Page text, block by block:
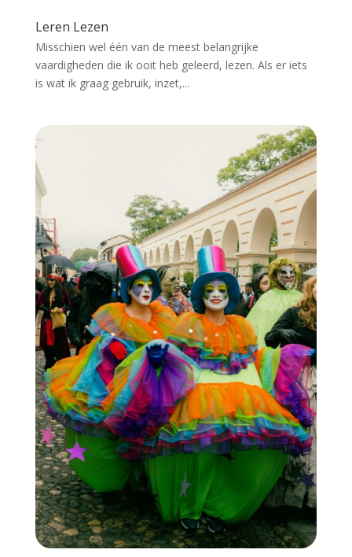
Leren Lezen
Misschien wel één van de meest belangrijke
vaardigheden die ik ooit heb geleerd, lezen. Als er iets
is wat ik graag gebruik, inzet,...